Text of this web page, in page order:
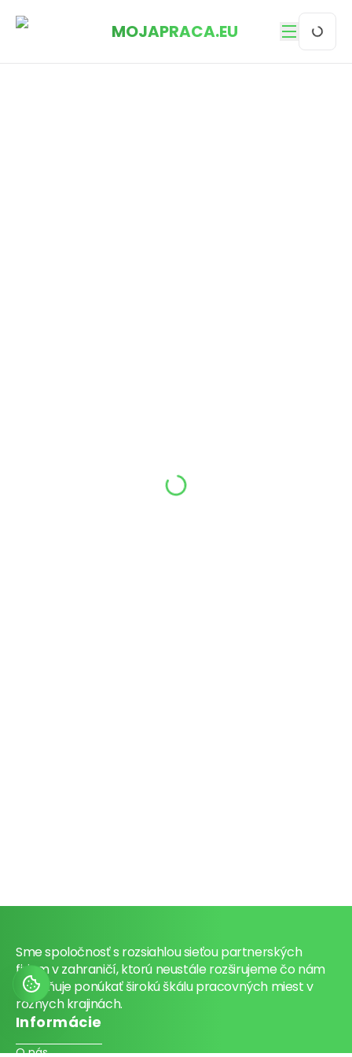
MOJAPRACA.EU
Sme spoločnosť s rozsiahlou sieťou partnerských
firiem v zahraničí, ktorú neustále rozširujeme čo nám
umožňuje ponúkať širokú škálu pracovných miest v
rôznych krajinách.
Informácie
O nás